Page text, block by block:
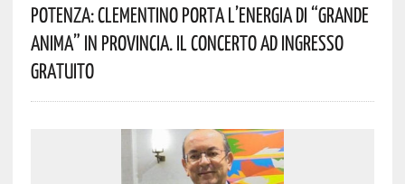
Potenza: Clementino Porta L’energia Di “Grande
Anima” In Provincia. Il Concerto Ad Ingresso
Gratuito